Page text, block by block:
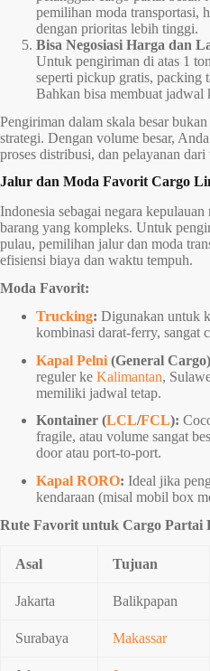
pemilihan moda transportasi,
dengan prioritas lebih tinggi.
Bisa Negosiasi Harga dan
Untuk pengiriman di atas 1
seperti pickup gratis, packing
Bahkan bisa membuat
Pengiriman dalam skala besar
strategi. Dengan volume besar,
proses distribusi, dan pelayanan
Jalur dan Moda Favorit Cargo
Indonesia sebagai negara
barang yang kompleks. Untuk
pulau, pemilihan jalur dan moda
efisiensi biaya dan waktu tempuh.
Moda Favorit:
Trucking: Digunakan untuk
kombinasi darat-ferry, sangat
Kapal Pelni (General
reguler ke Kalimantan,
memiliki jadwal tetap.
Kontainer (LCL/FCL):
fragile, atau volume sangat
door atau port-to-port.
Kapal RORO: Ideal jika
kendaraan (misal mobil box
Rute Favorit untuk Cargo Partai
Asal Tujuan
Jakarta Balikpapan
Surabaya Makassar